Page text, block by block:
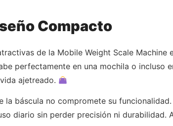
Compacto
de la Mobile Weight Scale
perfectamente en una mochila o incluso
ajetreado.
la báscula no compromete su
diario sin perder precisión ni